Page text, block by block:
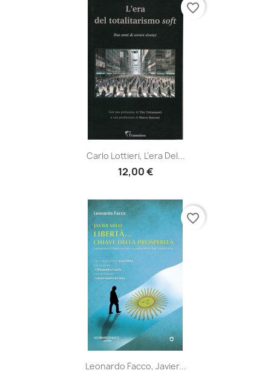
Carlo Lottieri, L’era Del...
12,00 €
favorite_border
Leonardo Facco, Javier...
favorite_border